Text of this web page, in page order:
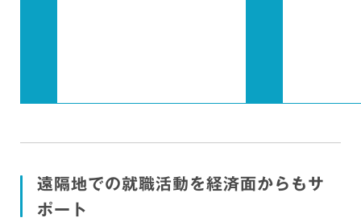
遠隔地での就職活動を経済面からもサ
ポート
スズキ、いすゞ自動車、シャープ、TOPPAN、サントリー、
ド、ノリタケカンパニーリミテド、ヨネックス、ミズノ、ア
イリスオーヤマ、日本製鋼所、新東工業、藤田螺子工業、貝
印、ニデック、資生堂、エーザイ、日本メナード化粧品、フ